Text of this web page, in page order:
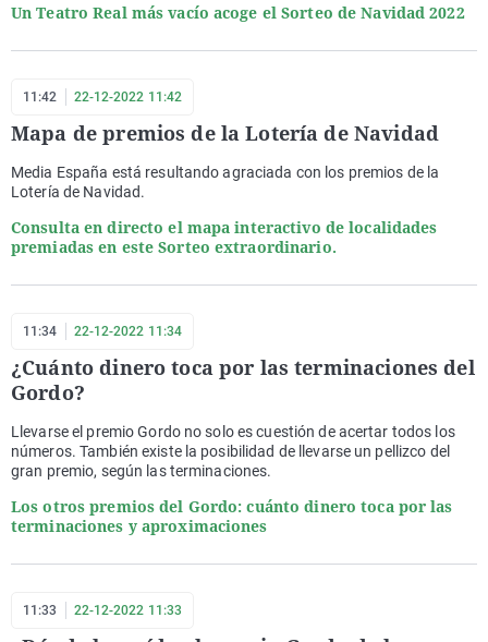
Un Teatro Real más vacío acoge el Sorteo de Navidad 2022
11:42 22-12-2022 11:42
Mapa de premios de la Lotería de Navidad
Media España está resultando agraciada con los premios de la
Lotería de Navidad.
Consulta en directo el mapa interactivo de localidades
premiadas en este Sorteo extraordinario.
11:34 22-12-2022 11:34
¿Cuánto dinero toca por las terminaciones del
Gordo?
Llevarse el premio Gordo no solo es cuestión de acertar todos los
números. También existe la posibilidad de llevarse un pellizco del
gran premio, según las terminaciones.
Los otros premios del Gordo: cuánto dinero toca por las
terminaciones y aproximaciones
11:33 22-12-2022 11:33